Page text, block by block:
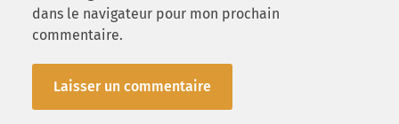
dans le navigateur pour mon prochain
commentaire.